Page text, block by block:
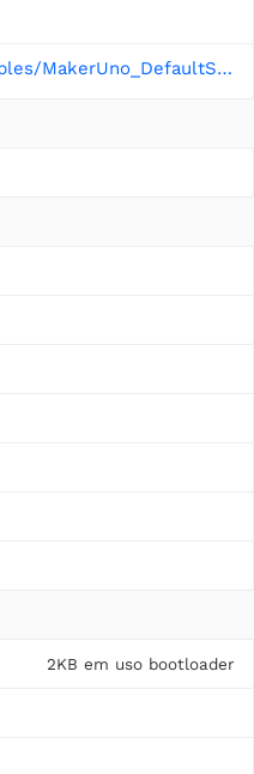
MakerUno_Examples/MakerUno_DefaultSketch at master · CytronTechnologies/MakerUno_Examples
2KB em uso bootloader